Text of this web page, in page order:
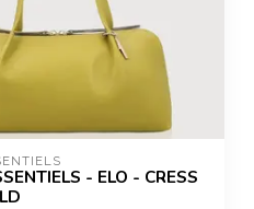
- ELO - CRESS